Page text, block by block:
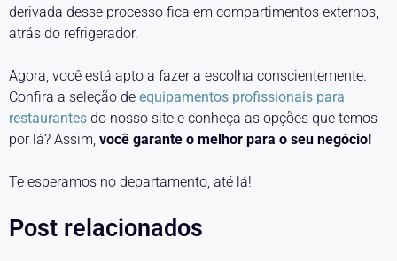
derivada desse processo fica em compartimentos externos,
atrás do refrigerador.
Agora, você está apto a fazer a escolha conscientemente.
Confira a seleção de equipamentos profissionais para
restaurantes do nosso site e conheça as opções que temos
por lá? Assim, você garante o melhor para o seu negócio!
Te esperamos no departamento, até lá!
Post relacionados